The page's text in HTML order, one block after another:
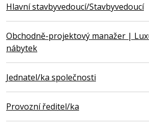
Hlavní stavbyvedoucí/Stavbyvedoucí
Obchodně-projektový manažer |
nábytek
Jednatel/ka společnosti
Provozní ředitel/ka